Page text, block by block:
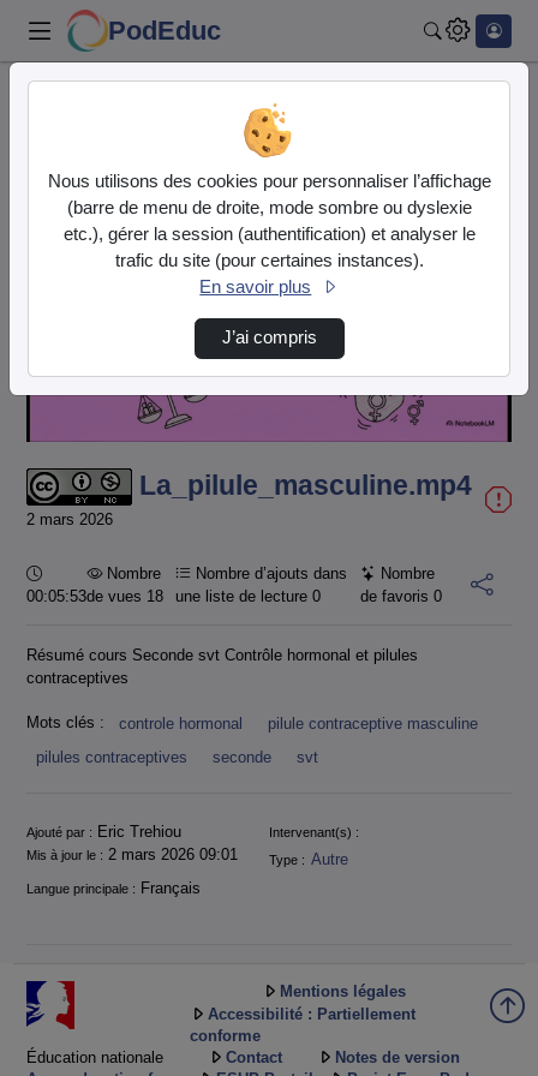
PodEduc
La_pilule_masculine.mp4
Lire
la
vidéo
La_pilule_masculine.mp4
2 mars 2026
Durée :
00:05:53
Nombre
de vues 18
Nombre d’ajouts dans
une liste de lecture0
Nombre
de favoris 0
Résumé cours Seconde svt Contrôle hormonal et pilules
contraceptives
Mots clés : controle hormonal
pilule contraceptive masculine
pilules contraceptives
seconde svt
Informations
Ajouté par : Eric Trehiou
Intervenant(s) :
Mis à jour le : 2 mars 2026 09:01 Type : Autre
Langue principale : Français
Éducation nationale
Mentions légales
Accessibilité : Partiellement
conforme
Contact
Notes de version
Nous utilisons des cookies pour personnaliser l’affichage
(barre de menu de droite, mode sombre ou dyslexie
etc.), gérer la session (authentification) et analyser le
trafic du site (pour certaines instances).
En savoir plus
J’ai compris